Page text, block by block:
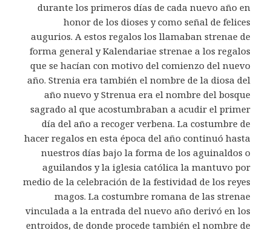
durante los primeros días de cada nuevo año en
honor de los dioses y como señal de felices
augurios. A estos regalos los llamaban strenae de
forma general y Kalendariae strenae a los regalos
que se hacían con motivo del comienzo del nuevo
año. Strenia era también el nombre de la diosa del
año nuevo y Strenua era el nombre del bosque
sagrado al que acostumbraban a acudir el primer
día del año a recoger verbena. La costumbre de
hacer regalos en esta época del año continuó hasta
nuestros días bajo la forma de los aguinaldos o
aguilandos y la iglesia católica la mantuvo por
medio de la celebración de la festividad de los reyes
magos. La costumbre romana de las strenae
vinculada a la entrada del nuevo año derivó en los
entroidos, de donde procede también el nombre de